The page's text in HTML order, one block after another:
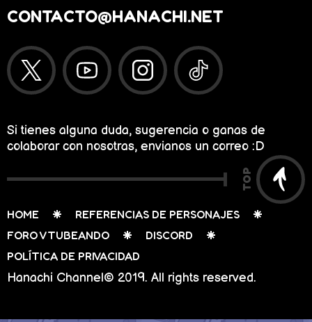
ricos que son los
waffles…